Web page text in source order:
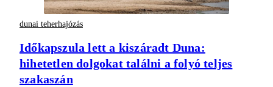
dunai teherhajózás
Időkapszula lett a kiszáradt Duna:
hihetetlen dolgokat találni a folyó teljes
szakaszán